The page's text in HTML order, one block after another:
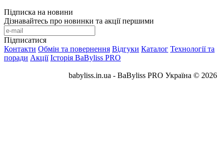
Підписка на новини
Дізнавайтесь про новинки та акції першими
Підписатися
Контакти Обмін та повернення Відгуки Каталог Технології та
поради Акції Історія BaByliss PRO
babyliss.in.ua - BaByliss PRO Україна © 2026